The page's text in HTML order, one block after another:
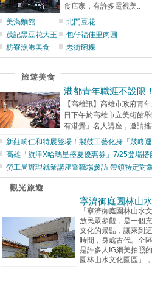
食店家，​有許多電視美..
美滿麵館
茂記黑豆花大王
枋寮漁港美食
北門豆花
包仔福佳里肉圓
老街碗粿
旅遊美食
港都青年職涯不設限
【高雄訊】高雄市政府青年
日下午於高雄市立美術館
有港覺」名人講座，邀請
新莊响仁和特展登場！製鼓工藝化身「鼓咚
高雄「旗津X哈瑪星盛夏優惠券」7/25登場搭
勞工局辦理就業講座暨職場參訪 帶領特定對
觀光旅遊
寧濟御庭園林山
「寧濟御庭園林山水
放民眾參觀，是一個
文化的景點，讓來到
時間，身處古代。全
是許多人IG網美拍照
園林山水文化園區」